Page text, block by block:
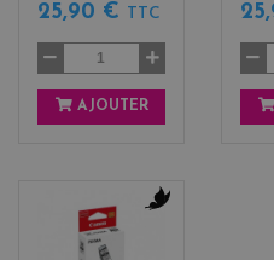
25,90 € TTC
AJOUTER